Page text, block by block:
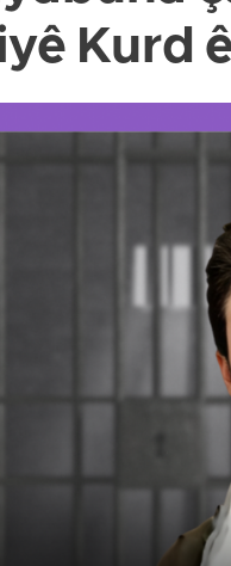
Kurd